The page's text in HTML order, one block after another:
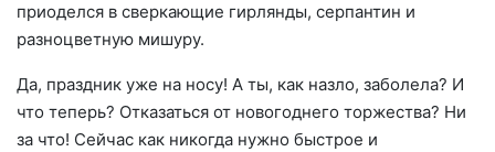
приоделся в сверкающие гирлянды, серпантин и
разноцветную мишуру.
Да, праздник уже на носу! А ты, как назло, заболела? И
что теперь? Отказаться от новогоднего торжества? Ни
за что! Сейчас как никогда нужно быстрое и